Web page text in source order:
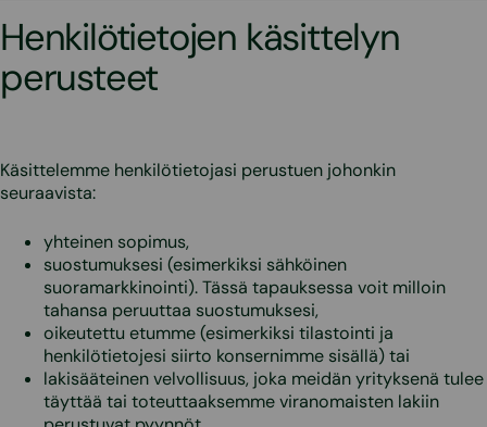
Henkilötietojen käsittelyn
perusteet
Käsittelemme henkilötietojasi perustuen johonkin
seuraavista:
yhteinen sopimus,
suostumuksesi (esimerkiksi sähköinen
suoramarkkinointi). Tässä tapauksessa voit milloin
tahansa peruuttaa suostumuksesi,
oikeutettu etumme (esimerkiksi tilastointi ja
henkilötietojesi siirto konsernimme sisällä) tai
lakisääteinen velvollisuus, joka meidän yrityksenä tulee
täyttää tai toteuttaaksemme viranomaisten lakiin